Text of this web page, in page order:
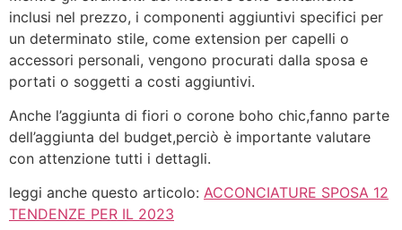
inclusi nel prezzo, i componenti aggiuntivi specifici per
un determinato stile, come extension per capelli o
accessori personali, vengono procurati dalla sposa e
portati o soggetti a costi aggiuntivi.
Anche l’aggiunta di fiori o corone boho chic,fanno parte
dell’aggiunta del budget,perciò è importante valutare
con attenzione tutti i dettagli.
leggi anche questo articolo: ACCONCIATURE SPOSA 12
TENDENZE PER IL 2023